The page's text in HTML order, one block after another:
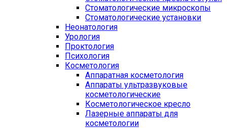
Стоматологические микроскопы
Стоматологические установки
Неонатология
Урология
Проктология
Психология
Косметология
Аппаратная косметология
Аппараты ультразвуковые
косметологические
Косметологическое кресло
Лазерные аппараты для
косметологии